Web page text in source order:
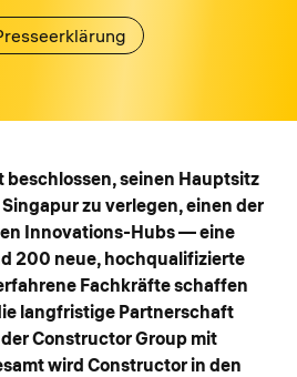
seinen Hauptsitz
zu verlegen, einen der
Innovations-Hubs — eine
200 neue, hochqualifizierte
Fachkräfte schaffen
langfristige Partnerschaft
Constructor Group mit
wird Constructor in den